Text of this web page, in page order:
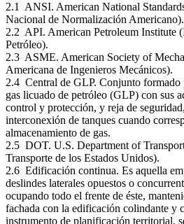
2.1 ANSI. American National
Nacional de Normalización Americano).
2.2 API. American Petroleum Institute
Petróleo).
2.3 ASME. American Society of
Americana de Ingenieros Mecánicos).
2.4 Central de GLP. Conjunto formado
gas licuado de petróleo (GLP) con sus
control y protección, y reja de
interconexión de tanques cuando
almacenamiento de gas.
2.5 DOT. U.S. Department of
Transporte de los Estados Unidos).
2.6 Edificación continua. Es aquella
deslindes laterales opuestos o
ocupando todo el frente de éste,
fachada con la edificación colindante y
instrumento de planificación territorial,